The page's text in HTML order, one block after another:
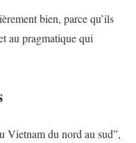
bien, parce qu’ils
au pragmatique qui
Vietnam du nord au sud”,